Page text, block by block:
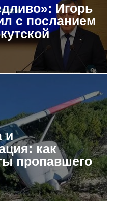
Игорь
с посланием
и
как
пропавшего